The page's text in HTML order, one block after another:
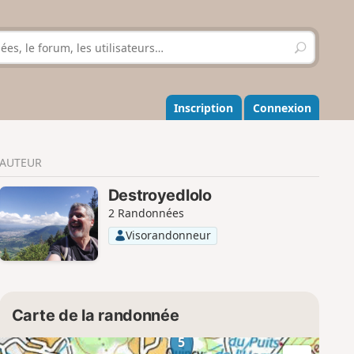
R
e
h
e
r
r
Inscription Connexion
AUTEUR
Destroyedlolo
2 Randonnées
Visorandonneur
Carte de la randonnée
5